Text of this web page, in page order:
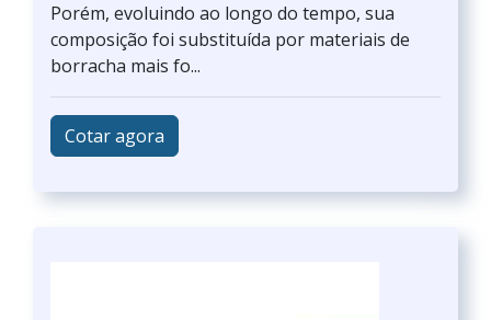
Porém, evoluindo ao longo do tempo, sua
composição foi substituída por materiais de
borracha mais fo...
Cotar agora